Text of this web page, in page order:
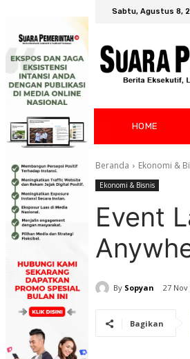
Sabtu, Agustus 8,
HOME
Beranda Ekonomi &
Ekonomi & Bisnis
Event
By Sopyan 27 Nov
Bagikan